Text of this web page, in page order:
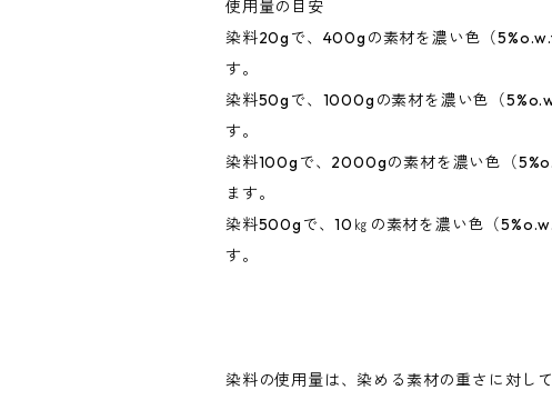
使用量の目安
染料20gで、400gの素材を濃い色（
す。
染料50gで、1000gの素材を濃い色（
す。
染料100gで、2000gの素材を濃い色（
ます。
染料500gで、10㎏の素材を濃い色（
す。
染料の使用量は、染める素材の重さに対して